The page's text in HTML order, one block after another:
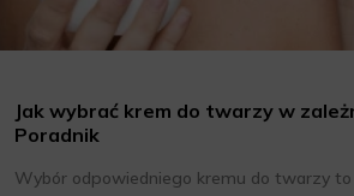
Jak wybrać krem do twarzy w
Poradnik
Wybór odpowiedniego kremu do twarzy